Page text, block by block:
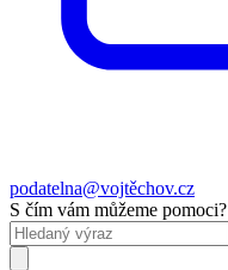
podatelna@vojtěchov.cz
S čím vám můžeme pomoci?